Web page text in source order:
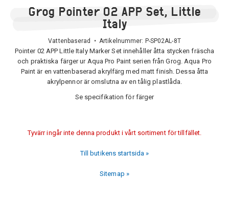
Grog Pointer 02 APP Set, Little
Italy
Vattenbaserad • Artikelnummer: P-SP02AL-8T
Pointer 02 APP Little Italy Marker Set innehåller åtta stycken fräscha
och praktiska färger ur Aqua Pro Paint serien från Grog. Aqua Pro
Paint är en vattenbaserad akrylfärg med matt finish. Dessa åtta
akrylpennor är omslutna av en tålig plastlåda.
Se specifikation för färger
Tyvärr ingår inte denna produkt i vårt sortiment för tillfället.
Till butikens startsida »
Sitemap »